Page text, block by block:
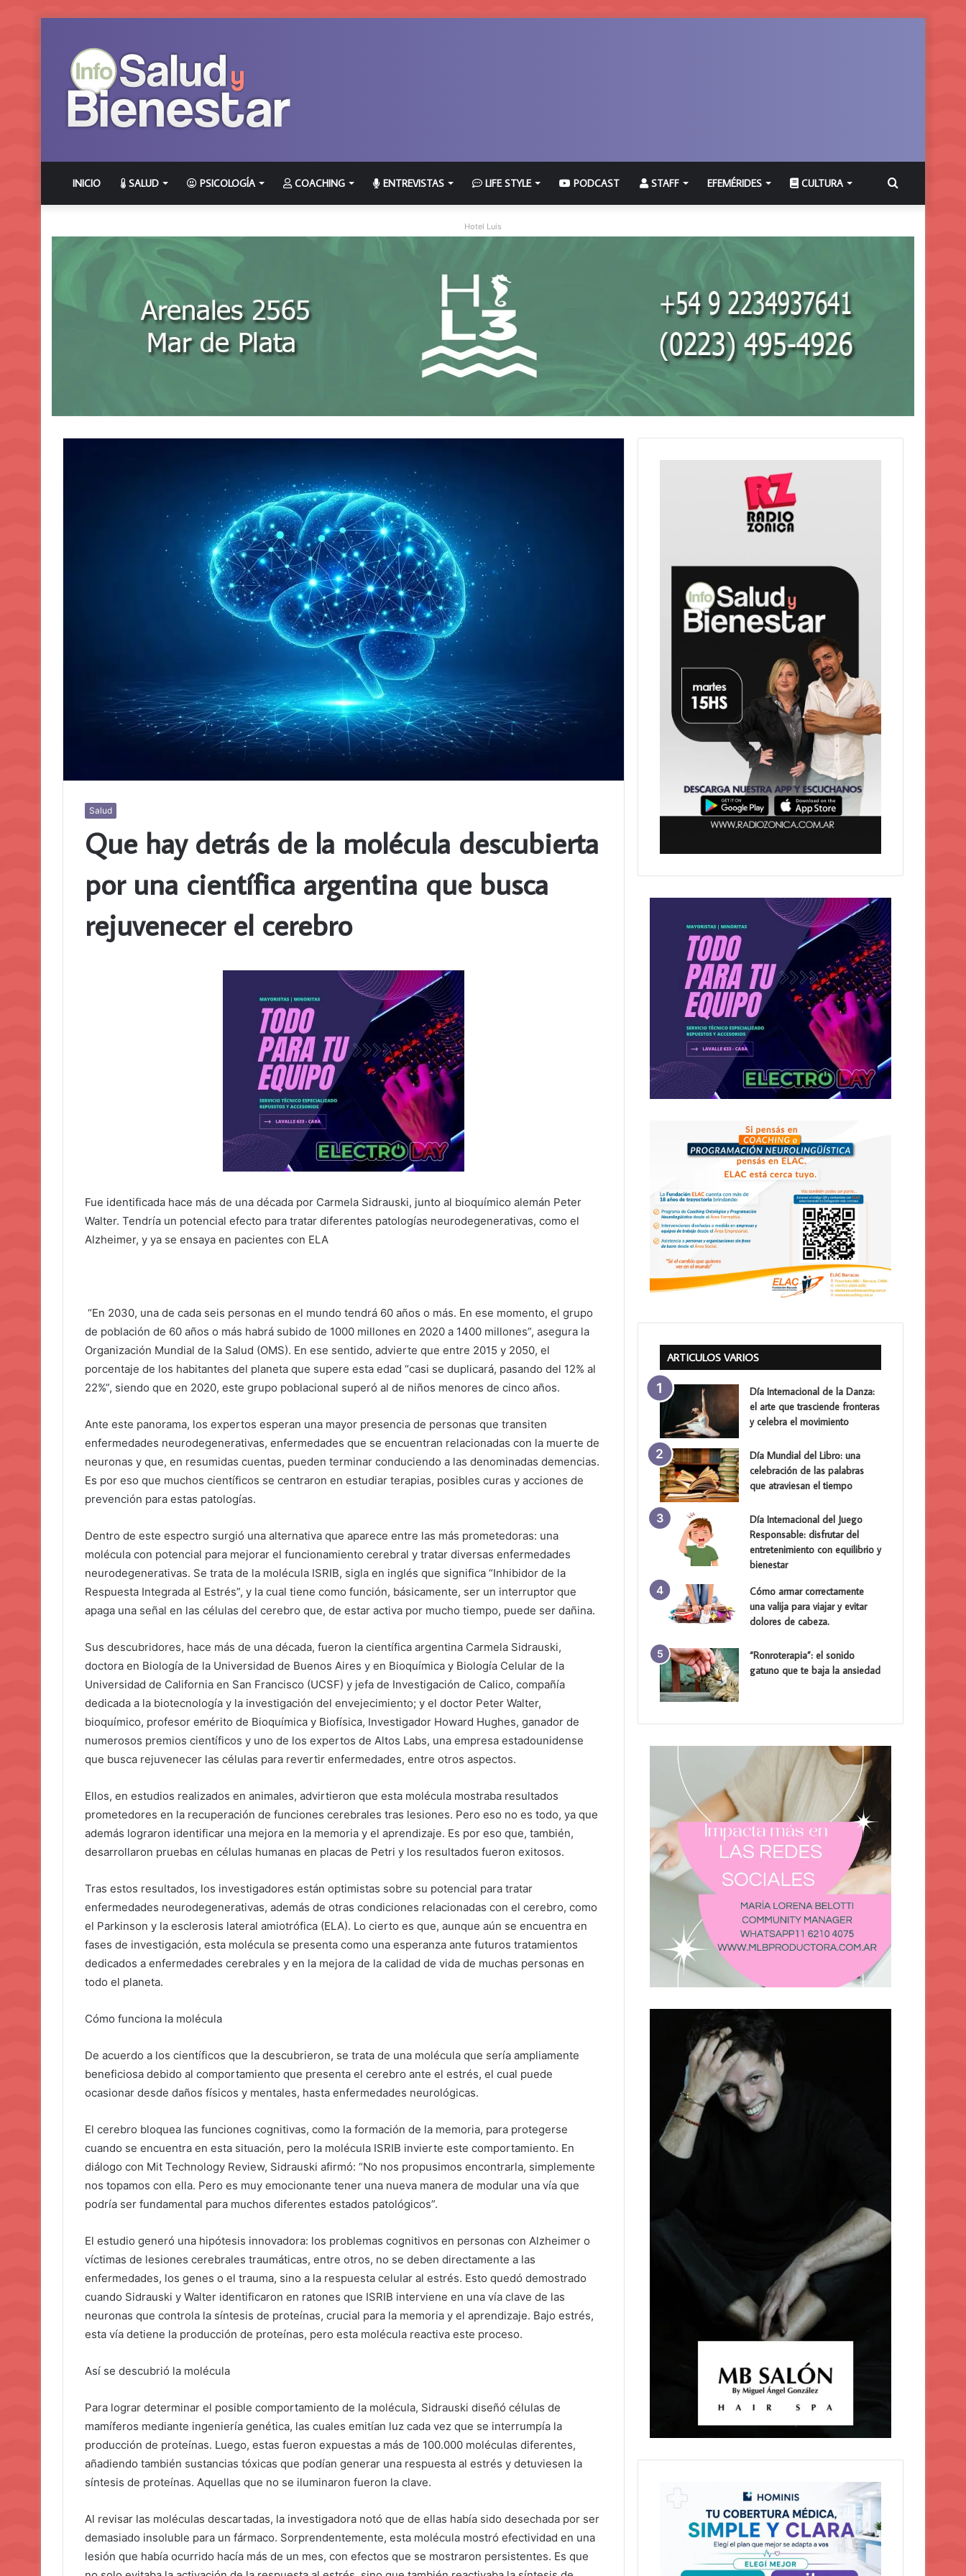
INICIO SALUD PSICOLOGÍA COACHING ENTREVISTAS LIFE STYLE PODCAST STAFF EFEMÉRIDES CULTURA Buscar
Hotel Luis
Salud
Que hay detrás de la molécula descubierta
por una científica argentina que busca
rejuvenecer el cerebro
Fue identificada hace más de una década por Carmela Sidrauski, junto al bioquímico alemán Peter
Walter. Tendría un potencial efecto para tratar diferentes patologías neurodegenerativas, como el
Alzheimer, y ya se ensaya en pacientes con ELA
“En 2030, una de cada seis personas en el mundo tendrá 60 años o más. En ese momento, el grupo
de población de 60 años o más habrá subido de 1000 millones en 2020 a 1400 millones”, asegura la
Organización Mundial de la Salud (OMS). En ese sentido, advierte que entre 2015 y 2050, el
porcentaje de los habitantes del planeta que supere esta edad “casi se duplicará, pasando del 12% al
22%”, siendo que en 2020, este grupo poblacional superó al de niños menores de cinco años.
Ante este panorama, los expertos esperan una mayor presencia de personas que transiten
enfermedades neurodegenerativas, enfermedades que se encuentran relacionadas con la muerte de
neuronas y que, en resumidas cuentas, pueden terminar conduciendo a las denominadas demencias.
Es por eso que muchos científicos se centraron en estudiar terapias, posibles curas y acciones de
prevención para estas patologías.
Dentro de este espectro surgió una alternativa que aparece entre las más prometedoras: una
molécula con potencial para mejorar el funcionamiento cerebral y tratar diversas enfermedades
neurodegenerativas. Se trata de la molécula ISRIB, sigla en inglés que significa “Inhibidor de la
Respuesta Integrada al Estrés”, y la cual tiene como función, básicamente, ser un interruptor que
apaga una señal en las células del cerebro que, de estar activa por mucho tiempo, puede ser dañina.
Sus descubridores, hace más de una década, fueron la científica argentina Carmela Sidrauski,
doctora en Biología de la Universidad de Buenos Aires y en Bioquímica y Biología Celular de la
Universidad de California en San Francisco (UCSF) y jefa de Investigación de Calico, compañía
dedicada a la biotecnología y la investigación del envejecimiento; y el doctor Peter Walter,
bioquímico, profesor emérito de Bioquímica y Biofísica, Investigador Howard Hughes, ganador de
numerosos premios científicos y uno de los expertos de Altos Labs, una empresa estadounidense
que busca rejuvenecer las células para revertir enfermedades, entre otros aspectos.
Ellos, en estudios realizados en animales, advirtieron que esta molécula mostraba resultados
prometedores en la recuperación de funciones cerebrales tras lesiones. Pero eso no es todo, ya que
además lograron identificar una mejora en la memoria y el aprendizaje. Es por eso que, también,
desarrollaron pruebas en células humanas en placas de Petri y los resultados fueron exitosos.
Tras estos resultados, los investigadores están optimistas sobre su potencial para tratar
enfermedades neurodegenerativas, además de otras condiciones relacionadas con el cerebro, como
el Parkinson y la esclerosis lateral amiotrófica (ELA). Lo cierto es que, aunque aún se encuentra en
fases de investigación, esta molécula se presenta como una esperanza ante futuros tratamientos
dedicados a enfermedades cerebrales y en la mejora de la calidad de vida de muchas personas en
todo el planeta.
Cómo funciona la molécula
De acuerdo a los científicos que la descubrieron, se trata de una molécula que sería ampliamente
beneficiosa debido al comportamiento que presenta el cerebro ante el estrés, el cual puede
ocasionar desde daños físicos y mentales, hasta enfermedades neurológicas.
El cerebro bloquea las funciones cognitivas, como la formación de la memoria, para protegerse
cuando se encuentra en esta situación, pero la molécula ISRIB invierte este comportamiento. En
diálogo con Mit Technology Review, Sidrauski afirmó: “No nos propusimos encontrarla, simplemente
nos topamos con ella. Pero es muy emocionante tener una nueva manera de modular una vía que
podría ser fundamental para muchos diferentes estados patológicos”.
El estudio generó una hipótesis innovadora: los problemas cognitivos en personas con Alzheimer o
víctimas de lesiones cerebrales traumáticas, entre otros, no se deben directamente a las
enfermedades, los genes o el trauma, sino a la respuesta celular al estrés. Esto quedó demostrado
cuando Sidrauski y Walter identificaron en ratones que ISRIB interviene en una vía clave de las
neuronas que controla la síntesis de proteínas, crucial para la memoria y el aprendizaje. Bajo estrés,
esta vía detiene la producción de proteínas, pero esta molécula reactiva este proceso.
Así se descubrió la molécula
Para lograr determinar el posible comportamiento de la molécula, Sidrauski diseñó células de
mamíferos mediante ingeniería genética, las cuales emitían luz cada vez que se interrumpía la
producción de proteínas. Luego, estas fueron expuestas a más de 100.000 moléculas diferentes,
añadiendo también sustancias tóxicas que podían generar una respuesta al estrés y detuviesen la
síntesis de proteínas. Aquellas que no se iluminaron fueron la clave.
Al revisar las moléculas descartadas, la investigadora notó que de ellas había sido desechada por ser
demasiado insoluble para un fármaco. Sorprendentemente, esta molécula mostró efectividad en una
lesión que había ocurrido hacía más de un mes, con efectos que se mostraron persistentes. Es que
ARTICULOS VARIOS
Día Internacional de la Danza:
el arte que trasciende fronteras
y celebra el movimiento
Día Mundial del Libro: una
celebración de las palabras
que atraviesan el tiempo
Día Internacional del Juego
Responsable: disfrutar del
entretenimiento con equilibrio y
bienestar
Cómo armar correctamente
una valija para viajar y evitar
dolores de cabeza.
“Ronroterapia”: el sonido
gatuno que te baja la ansiedad